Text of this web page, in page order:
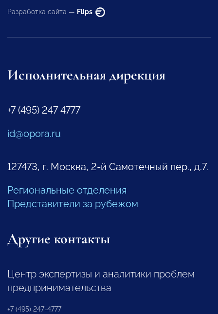
Разработка сайта — Flips
Исполнительная дирекция
+7 (495) 247 4777
id@opora.ru
127473, г. Москва, 2-й Самотечный пер., д.7.
Региональные отделения
Представители за рубежом
Другие контакты
Центр экспертизы и аналитики проблем
предпринимательства
+7 (495) 247-4777